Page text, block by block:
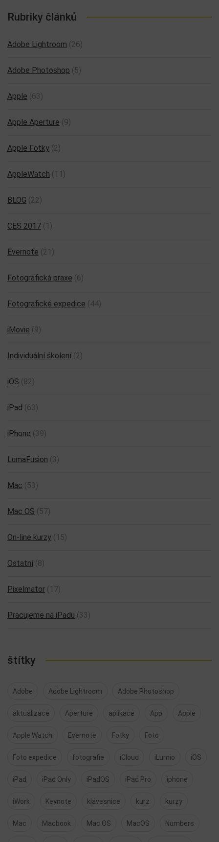
Rubriky článků
Adobe Lightroom (26)
Adobe Photoshop (5)
Apple (63)
Apple Aperture (9)
Apple Fotky (2)
AppleWatch (11)
BLOG (22)
CES 2017 (1)
Evernote (21)
Fotografická praxe (6)
Fotografické expedice (44)
iMovie (9)
Individuální školení (2)
iOS (82)
iPad (63)
iPhone (39)
LumaFusion (3)
Mac (53)
Mac OS (57)
On-line kurzy (15)
Ostatní (8)
Pixelmator (17)
Pracujeme na iPadu (33)
štítky
Adobe Adobe Lightroom Adobe Photoshop
aktualizace Aperture aplikace App Apple
Apple Watch Evernote Fotky Foto
Foto expedice fotografie iCloud iLumio iOS
iPad iPad Only iPadOS iPad Pro iphone
iWork Keynote klávesnice kurz kurzy
Mac Macbook Mac OS MacOS Numbers